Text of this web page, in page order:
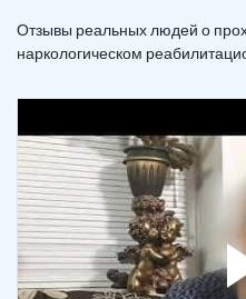
Отзывы реальных людей о
наркологическом